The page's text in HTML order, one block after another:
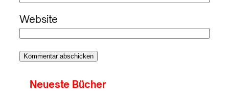
Website
Neueste Bücher